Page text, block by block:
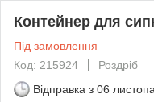
Контейнер для
Під замовлення
Код: 215924
Роздріб
Відправка з 06